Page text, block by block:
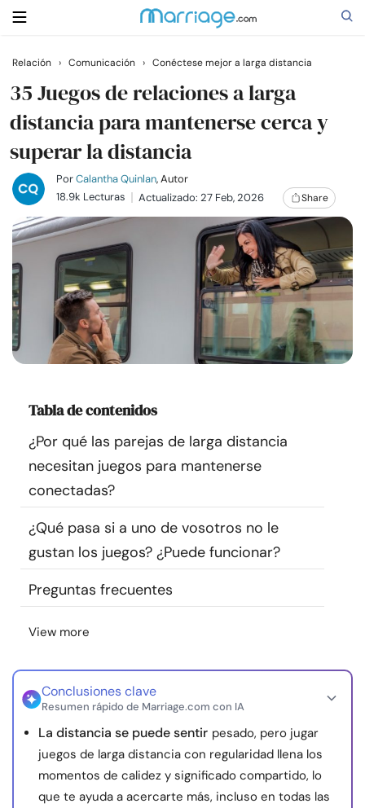
Buscar
Casarse
Relaciones
Familia
Ayuda
Cursos
Comunidad
Encuentra un terapeuta
Idioma
Sobre nosotros Contáctanos
nosotros
© Copyright 2026. Todos los derechos reservados.
Relación › Comunicación › Conéctese mejor a larga distancia
35 Juegos de relaciones a larga
distancia para mantenerse cerca y
superar la distancia
PorCalantha Quinlan, Autor
18.9k Lecturas
Actualizado: 27 Feb, 2026 Share
Tabla de contenidos
¿Por qué las parejas de larga distancia
necesitan juegos para mantenerse
conectadas?
¿Qué pasa si a uno de vosotros no le
gustan los juegos? ¿Puede funcionar?
Preguntas frecuentes
View more
Conclusiones clave
Resumen rápido de Marriage.com con IA
La distancia se puede sentir pesado, pero jugar
juegos de larga distancia con regularidad llena los
momentos de calidez y significado compartido, lo
que te ayuda a acercarte más, incluso en todas las